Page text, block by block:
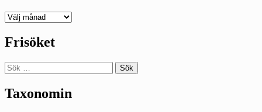
Deepedition
Frisöket
Sök
efter:
Taxonomin